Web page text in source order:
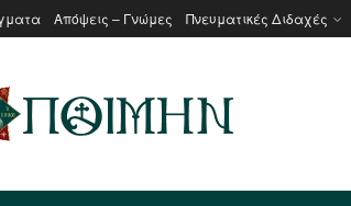
Απόψεις – Γνώμες Πνευματικές Διδαχές